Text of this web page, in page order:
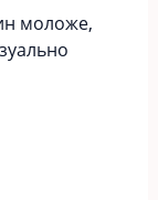
моложе,